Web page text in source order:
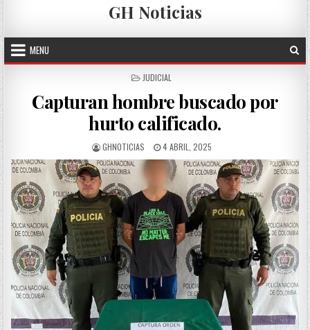
GH Noticias
MENU
POSTED
JUDICIAL
Capturan hombre buscado por
hurto calificado.
AUTHOR:
GHNOTICIAS
PUBLISHED
DATE:
4 ABRIL, 2025